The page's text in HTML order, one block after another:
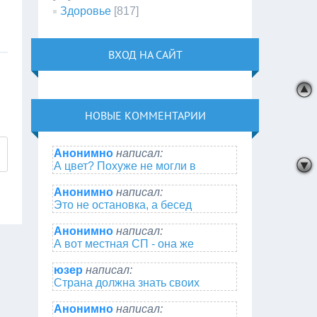
Здоровье [817]
ВХОД НА САЙТ
НОВЫЕ КОММЕНТАРИИ
Анонимно написал:
А цвет? Похуже не могли в
Анонимно написал:
Это не остановка, а бесед
Анонимно написал:
А вот местная СП - она же
юзер написал:
Страна должна знать своих
Анонимно написал: